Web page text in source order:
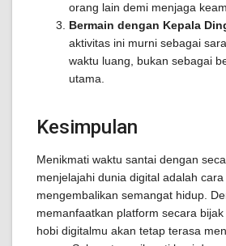
orang lain demi menjaga
Bermain dengan Kepala
aktivitas ini murni sebagai
waktu luang, bukan sebagai
utama.
Kesimpulan
Menikmati waktu santai dengan
menjelajahi dunia digital adalah
mengembalikan semangat hidup.
memanfaatkan platform secara bijak
hobi digitalmu akan tetap terasa